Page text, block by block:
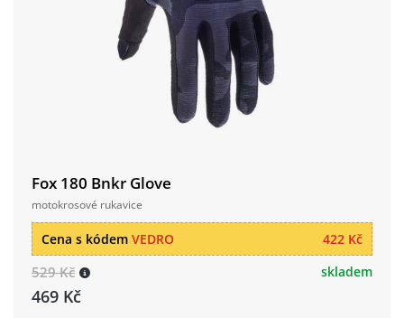
Fox 180 Bnkr Glove
motokrosové rukavice
422 Kč
Cena s kódem VEDRO
529 Kč
469 Kč
skladem